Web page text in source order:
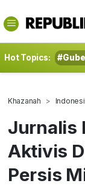
Hot Topics:
Khazanah
Jurnalis
Aktivis
Persis